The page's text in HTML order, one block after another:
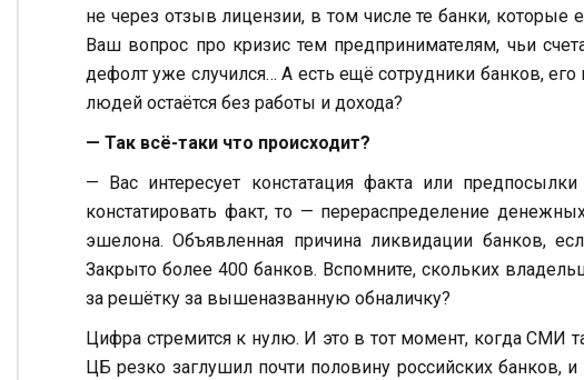
не через отзыв лицензии, в том числе те банки,
Ваш вопрос про кризис тем предпринимателям, чьи
дефолт уже случился… А есть ещё сотрудники банков,
людей остаётся без работы и дохода?
— Так всё-таки что происходит?
— Вас интересует констатация факта или
констатировать факт, то — перераспределение
эшелона. Объявленная причина ликвидации банков,
Закрыто более 400 банков. Вспомните, скольких
за решётку за вышеназванную обналичку?
Цифра стремится к нулю. И это в тот момент, когда СМИ
ЦБ резко заглушил почти половину российских банков,